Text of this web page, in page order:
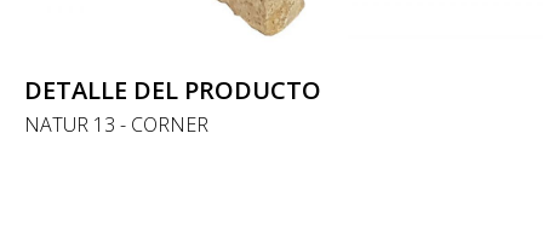
DETALLE DEL PRODUCTO
NATUR 13 - CORNER